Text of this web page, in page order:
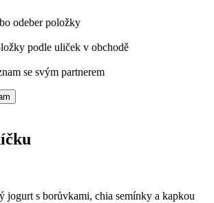
odeber položky
podle uliček v obchodě
se svým partnerem
jogurt s borůvkami, chia semínky a kapkou